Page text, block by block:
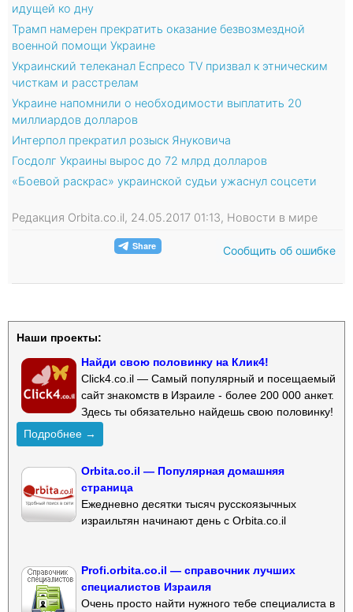
идущей ко дну
Трамп намерен прекратить оказание безвозмездной
военной помощи Украине
Украинский телеканал Еспресо ТV призвал к этническим
чисткам и расстрелам
Украине напомнили о необходимости выплатить 20
миллиардов долларов
Интерпол прекратил розыск Януковича
Госдолг Украины вырос до 72 млрд долларов
«Боевой раскрас» украинской судьи ужаснул соцсети
Редакция Orbita.co.il, 24.05.2017 01:13, Новости в мире
Сообщить об ошибке
Наши проекты:
Найди свою половинку на Клик4!
Click4.co.il — Самый популярный и посещаемый
сайт знакомств в Израиле - более 200 000 анкет.
Здесь ты обязательно найдешь свою половинку!
Подробнее →
Orbita.co.il — Популярная домашняя
страница
Ежедневно десятки тысяч русскоязычных
израильтян начинают день с Orbita.co.il
Profi.orbita.co.il — справочник лучших
специалистов Израиля
Очень просто найти нужного тебе специалиста в